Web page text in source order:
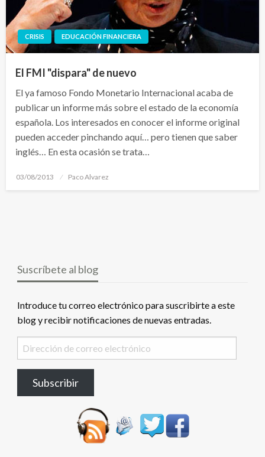
CRISIS EDUCACIÓN FINANCIERA
El FMI "dispara" de nuevo
El ya famoso Fondo Monetario Internacional acaba de
publicar un informe más sobre el estado de la economía
española. Los interesados en conocer el informe original
pueden acceder pinchando aquí… pero tienen que saber
inglés… En esta ocasión se trata…
Publicado
03/08/2013 Paco Alvarez
Suscríbete al blog
Introduce tu correo electrónico para suscribirte a este
blog y recibir notificaciones de nuevas entradas.
Dirección
de
electrónico
Subscribir